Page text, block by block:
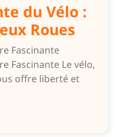
du Vélo :
Roues
Fascinante
Fascinante Le vélo,
offre liberté et